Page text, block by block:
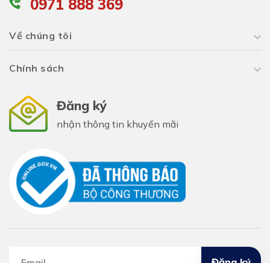
0971 888 369
Về chúng tôi
Chính sách
Đăng ký
nhận thông tin khuyến mãi